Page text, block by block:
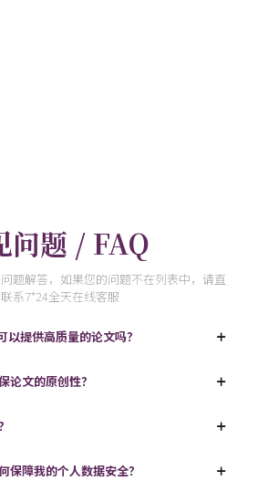
问题 / FAQ
题解答，如果您的问题不在列表中，请直
系7*24全天在线客服
提供高质量的论文吗？
论文的原创性？
保障我的个人数据安全？